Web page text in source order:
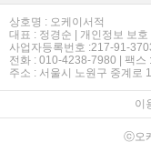
상호명 : 오케이서적
대표 : 정경순 | 개인정보 보
사업자등록번호 :217-91-
전화 : 010-4238-7980 | 팩스 :
주소 : 서울시 노원구 중계로
이
ⓒ오